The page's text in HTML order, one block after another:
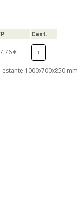
Cant.
€
1000x700x850 mm